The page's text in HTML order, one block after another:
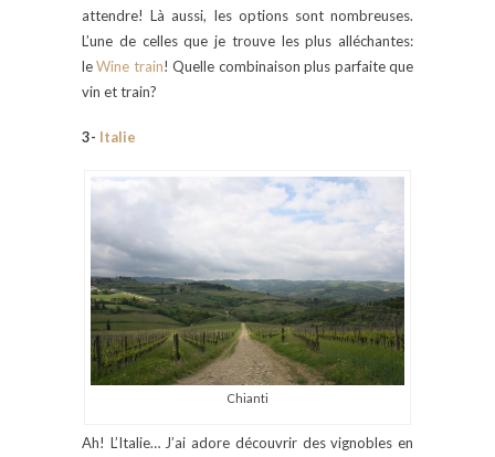
attendre! Là aussi, les options sont nombreuses.
L’une de celles que je trouve les plus alléchantes:
leWine train! Quelle combinaison plus parfaite que
vin et train?
3- Italie
Chianti
Ah! L’Italie… J’ai adore découvrir des vignobles en